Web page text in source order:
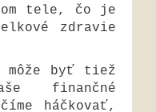
tele, čo je
zdravie
môže byť tiež
finančné
háčkovať,